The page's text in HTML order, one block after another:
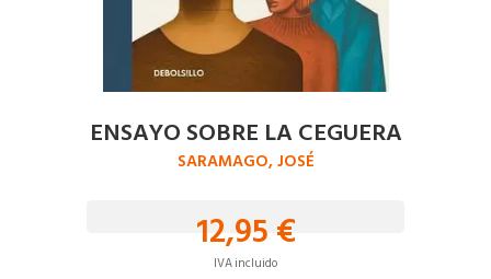
ENSAYO SOBRE LA CEGUERA
SARAMAGO, JOSÉ
12,95 €
IVA incluido